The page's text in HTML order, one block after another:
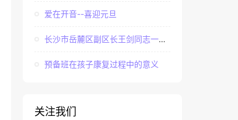
爱在开音--喜迎元旦
长沙市岳麓区副区长王剑同志一行调研长沙市岳麓区开音...
预备班在孩子康复过程中的意义
关注我们